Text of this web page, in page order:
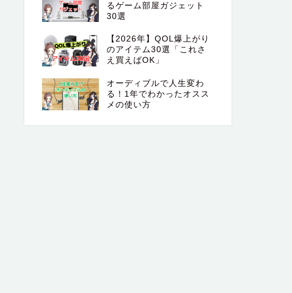
るゲーム部屋ガジェット
30選
【2026年】QOL爆上がり
のアイテム30選「これさ
え買えばOK」
オーディブルで人生変わ
る！1年でわかったオスス
メの使い方